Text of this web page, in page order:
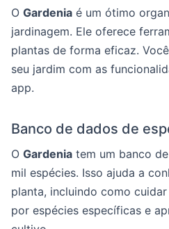
O Gardenia é um ótimo
jardinagem. Ele oferece
plantas de forma eficaz.
seu jardim com as
app.
Banco de dados de
O Gardenia tem um banco
mil espécies. Isso ajuda a
planta, incluindo como
por espécies específicas e